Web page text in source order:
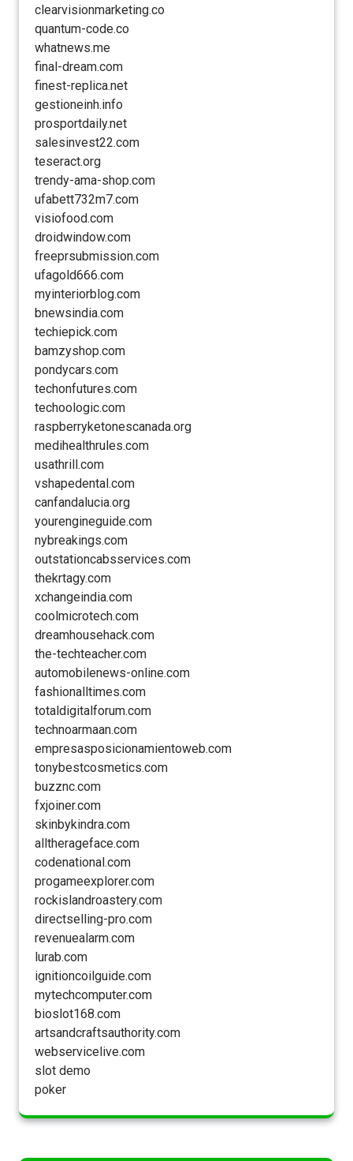
clearvisionmarketing.co
quantum-code.co
whatnews.me
final-dream.com
finest-replica.net
gestioneinh.info
prosportdaily.net
salesinvest22.com
teseract.org
trendy-ama-shop.com
ufabett732m7.com
visiofood.com
droidwindow.com
freeprsubmission.com
ufagold666.com
myinteriorblog.com
bnewsindia.com
techiepick.com
bamzyshop.com
pondycars.com
techonfutures.com
techoologic.com
raspberryketonescanada.org
medihealthrules.com
usathrill.com
vshapedental.com
canfandalucia.org
yourengineguide.com
nybreakings.com
outstationcabsservices.com
thekrtagy.com
xchangeindia.com
coolmicrotech.com
dreamhousehack.com
the-techteacher.com
automobilenews-online.com
fashionalltimes.com
totaldigitalforum.com
technoarmaan.com
empresasposicionamientoweb.com
tonybestcosmetics.com
buzznc.com
fxjoiner.com
skinbykindra.com
alltherageface.com
codenational.com
progameexplorer.com
rockislandroastery.com
directselling-pro.com
revenuealarm.com
lurab.com
ignitioncoilguide.com
mytechcomputer.com
bioslot168.com
artsandcraftsauthority.com
webservicelive.com
slot demo
poker